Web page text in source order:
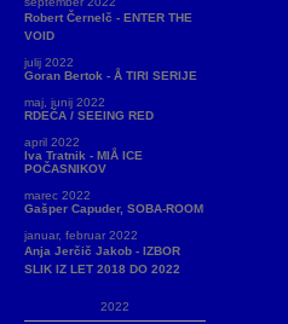
Robert Černelč - ENTER THE
VOID
julij 2022
Goran Bertok - Å TIRI SERIJE
maj, junij 2022
RDEČA / SEEING RED
april 2022
Iva Tratnik - MIÅ ICE
POČASNIKOV
marec 2022
Gašper Capuder, SOBA-ROOM
januar, februar 2022
Anja Jerčič Jakob - IZBOR
SLIK IZ LET 2018 DO 2022
2022